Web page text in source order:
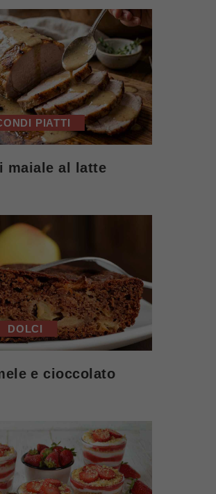
PIATTI
maiale al latte
DOLCI
e cioccolato